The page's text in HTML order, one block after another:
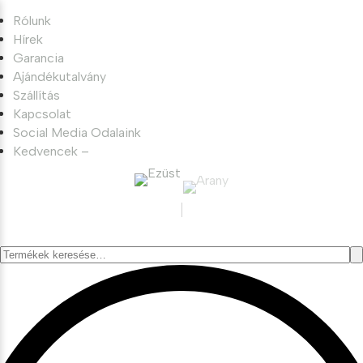
Rólunk
Hírek
Garancia
Ajándékutalvány
Szállítás
Kapcsolat
Social Media Odalaink
Kedvencek –
Keresés
következőre: